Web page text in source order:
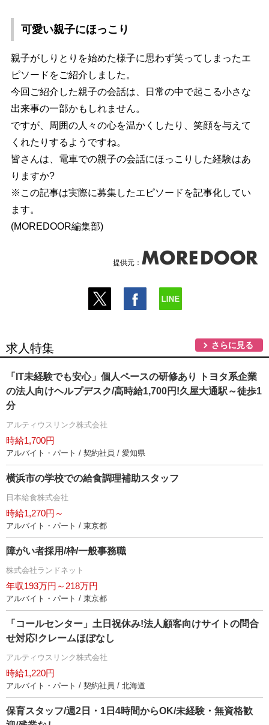
可愛い親子にほっこり
親子がしりとりを始めた様子に思わず笑ってしまったエ
ピソードをご紹介しました。
今回ご紹介した親子の会話は、日常の中で起こる小さな
出来事の一部かもしれません。
ですが、周囲の人々の心を温かくしたり、笑顔を与えて
くれたりするようですね。
皆さんは、電車での親子の会話にほっこりした経験はあ
りますか?
※この記事は実際に募集したエピソードを記事化してい
ます。
(MOREDOOR編集部)
提供元：
求人特集 さらに見る
「IT未経験でも安心」個人ペースの研修あり トヨタ系企業
の法人向けヘルプデスク/高時給1,700円!久屋大通駅～徒歩1
分
アルティウスリンク株式会社
時給1,700円
アルバイト・パート / 契約社員 / 愛知県
横浜市の学校での給食調理補助スタッフ
日本給食株式会社
時給1,270円～
アルバイト・パート / 東京都
障がい者採用/枠/一般事務職
株式会社ランドネット
年収193万円～218万円
アルバイト・パート / 東京都
「コールセンター」土日祝休み!法人顧客向けサイトの問合
せ対応!クレームほぼなし
アルティウスリンク株式会社
時給1,220円
アルバイト・パート / 契約社員 / 北海道
保育スタッフ/週2日・1日4時間からOK/未経験・無資格歓